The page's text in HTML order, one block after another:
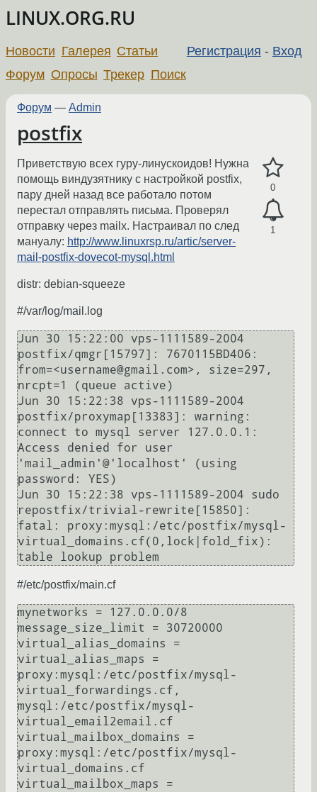
LINUX.ORG.RU
Регистрация - Вход
Новости Галерея Статьи
Форум Опросы Трекер Поиск
Форум — Admin
postfix
0
1
Приветствую всех гуру-линускоидов! Нужна
помощь виндузятнику с настройкой postfix,
пару дней назад все работало потом
перестал отправлять письма. Проверял
отправку через mailx. Настраивал по след
мануалу: http://www.linuxrsp.ru/artic/server-
mail-postfix-dovecot-mysql.html
distr: debian-squeeze
#/var/log/mail.log
Jun 30 15:22:00 vps-1111589-2004
postfix/qmgr[15797]: 7670115BD406:
from=<username@gmail.com>, size=297,
nrcpt=1 (queue active)
Jun 30 15:22:38 vps-1111589-2004
postfix/proxymap[13383]: warning:
connect to mysql server 127.0.0.1:
Access denied for user
'mail_admin'@'localhost' (using
password: YES)
Jun 30 15:22:38 vps-1111589-2004 sudo
repostfix/trivial-rewrite[15850]:
fatal: proxy:mysql:/etc/postfix/mysql-
virtual_domains.cf(0,lock|fold_fix):
#/etc/postfix/main.cf
mynetworks = 127.0.0.0/8
message_size_limit = 30720000
virtual_alias_domains =
virtual_alias_maps =
proxy:mysql:/etc/postfix/mysql-
virtual_forwardings.cf,
mysql:/etc/postfix/mysql-
virtual_email2email.cf
virtual_mailbox_domains =
proxy:mysql:/etc/postfix/mysql-
virtual_domains.cf
virtual_mailbox_maps =